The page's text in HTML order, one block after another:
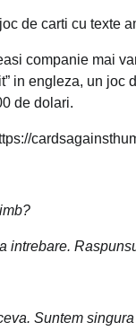
de carti cu texte
companie mai
in engleza, un
de dolari.
intrebare.
Suntem